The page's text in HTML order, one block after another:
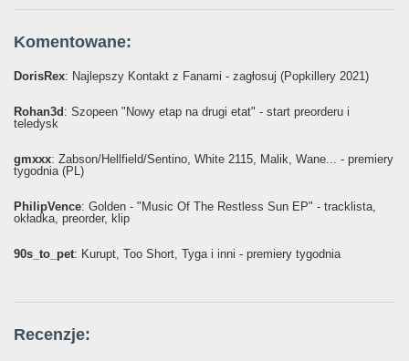
Komentowane:
DorisRex: Najlepszy Kontakt z Fanami - zagłosuj (Popkillery 2021)
Rohan3d : Szopeen "Nowy etap na drugi etat" - start preorderu i
teledysk
gmxxx: Żabson/Hellfield/Sentino, White 2115, Malik, Wane... - premiery
tygodnia (PL)
PhilipVence: Golden - "Music Of The Restless Sun EP" - tracklista,
okładka, preorder, klip
90s_to_pet: Kurupt, Too Short, Tyga i inni - premiery tygodnia
Recenzje: